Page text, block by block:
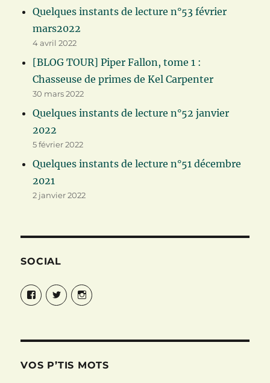
Quelques instants de lecture n°53 février
mars2022
4 avril 2022
[BLOG TOUR] Piper Fallon, tome 1 :
Chasseuse de primes de Kel Carpenter
30 mars 2022
Quelques instants de lecture n°52 janvier
2022
5 février 2022
Quelques instants de lecture n°51 décembre
2021
2 janvier 2022
SOCIAL
FacebookTwitterInstagram
VOS P’TIS MOTS